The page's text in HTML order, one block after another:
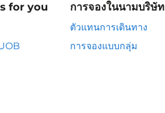
for you การจองในนามบริษัท
ตัวแทนการเดินทาง
การจองแบบกลุ่ม